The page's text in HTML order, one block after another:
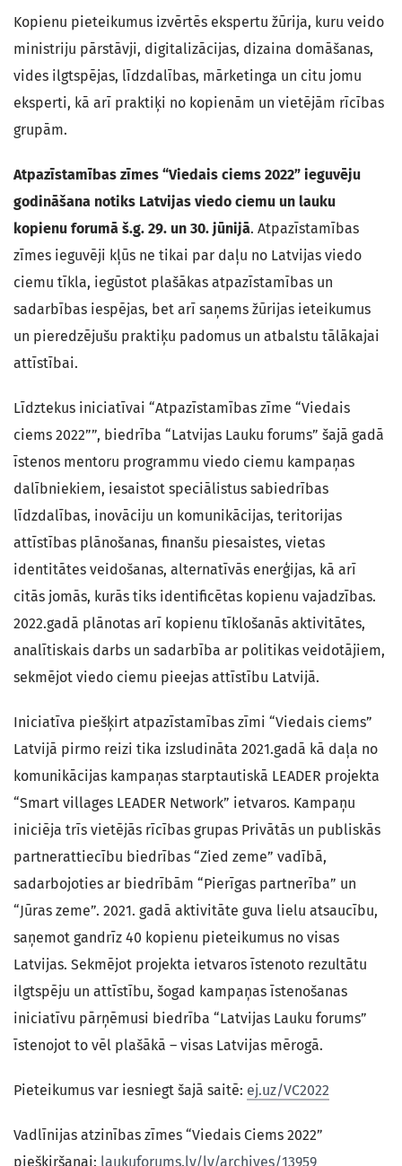
Kopienu pieteikumus izvērtēs ekspertu žūrija, kuru veido
ministriju pārstāvji, digitalizācijas, dizaina domāšanas,
vides ilgtspējas, līdzdalības, mārketinga un citu jomu
eksperti, kā arī praktiķi no kopienām un vietējām rīcības
grupām.
Atpazīstamības zīmes “Viedais ciems 2022” ieguvēju
godināšana notiks Latvijas viedo ciemu un lauku
kopienu forumā š.g. 29. un 30. jūnijā. Atpazīstamības
zīmes ieguvēji kļūs ne tikai par daļu no Latvijas viedo
ciemu tīkla, iegūstot plašākas atpazīstamības un
sadarbības iespējas, bet arī saņems žūrijas ieteikumus
un pieredzējušu praktiķu padomus un atbalstu tālākajai
attīstībai.
Līdztekus iniciatīvai “Atpazīstamības zīme “Viedais
ciems 2022””, biedrība “Latvijas Lauku forums” šajā gadā
īstenos mentoru programmu viedo ciemu kampaņas
dalībniekiem, iesaistot speciālistus sabiedrības
līdzdalības, inovāciju un komunikācijas, teritorijas
attīstības plānošanas, finanšu piesaistes, vietas
identitātes veidošanas, alternatīvās enerģijas, kā arī
citās jomās, kurās tiks identificētas kopienu vajadzības.
2022.gadā plānotas arī kopienu tīklošanās aktivitātes,
analītiskais darbs un sadarbība ar politikas veidotājiem,
sekmējot viedo ciemu pieejas attīstību Latvijā.
Iniciatīva piešķirt atpazīstamības zīmi “Viedais ciems”
Latvijā pirmo reizi tika izsludināta 2021.gadā kā daļa no
komunikācijas kampaņas starptautiskā LEADER projekta
“Smart villages LEADER Network” ietvaros. Kampaņu
iniciēja trīs vietējās rīcības grupas Privātās un publiskās
partnerattiecību biedrības “Zied zeme” vadībā,
sadarbojoties ar biedrībām “Pierīgas partnerība” un
“Jūras zeme”. 2021. gadā aktivitāte guva lielu atsaucību,
saņemot gandrīz 40 kopienu pieteikumus no visas
Latvijas. Sekmējot projekta ietvaros īstenoto rezultātu
ilgtspēju un attīstību, šogad kampaņas īstenošanas
iniciatīvu pārņēmusi biedrība “Latvijas Lauku forums”
īstenojot to vēl plašākā – visas Latvijas mērogā.
Pieteikumus var iesniegt šajā saitē: ej.uz/VC2022
Vadlīnijas atzinības zīmes “Viedais Ciems 2022”
piešķiršanai: laukuforums.lv/lv/archives/13959